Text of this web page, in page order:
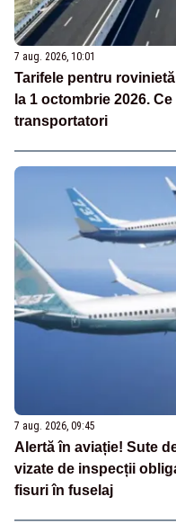
7 aug. 2026, 10:01
Tarifele pentru
la 1 octombrie 2026.
transportatori
7 aug. 2026, 09:45
Alertă în aviație! Sute
vizate de inspecții
fisuri în fuselaj